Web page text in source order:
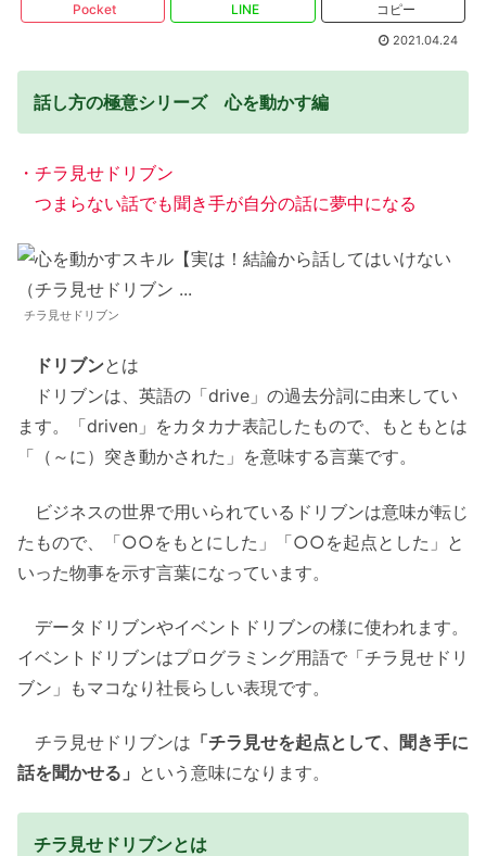
Pocket LINE コピー
2021.04.24
話し方の極意シリーズ 心を動かす編
・チラ見せドリブン
つまらない話でも聞き手が自分の話に夢中になる
チラ見せドリブン
ドリブンとは
ドリブンは、英語の「drive」の過去分詞に由来してい
ます。「driven」をカタカナ表記したもので、もともとは
「（～に）突き動かされた」を意味する言葉です。
ビジネスの世界で用いられているドリブンは意味が転じ
たもので、「○○をもとにした」「○○を起点とした」と
いった物事を示す言葉になっています。
データドリブンやイベントドリブンの様に使われます。
イベントドリブンはプログラミング用語で「チラ見せドリ
ブン」もマコなり社長らしい表現です。
チラ見せドリブンは 「チラ見せを起点として、聞き手に
話を聞かせる」 という意味になります。
チラ見せドリブンとは